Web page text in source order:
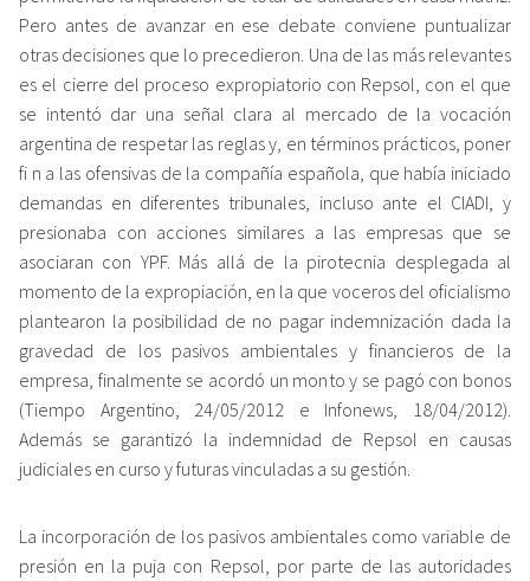
Pero antes de avanzar en ese debate conviene puntualizar
otras decisiones que lo precedieron. Una de las más relevantes
es el cierre del proceso expropiatorio con Repsol, con el que
se intentó dar una señal clara al mercado de la vocación
argentina de respetar las reglas y, en términos prácticos, poner
fi n a las ofensivas de la compañía española, que había iniciado
demandas en diferentes tribunales, incluso ante el CIADI, y
presionaba con acciones similares a las empresas que se
asociaran con YPF. Más allá de la pirotecnia desplegada al
momento de la expropiación, en la que voceros del oficialismo
plantearon la posibilidad de no pagar indemnización dada la
gravedad de los pasivos ambientales y financieros de la
empresa, finalmente se acordó un monto y se pagó con bonos
(Tiempo Argentino, 24/05/2012 e Infonews, 18/04/2012).
Además se garantizó la indemnidad de Repsol en causas
judiciales en curso y futuras vinculadas a su gestión.
La incorporación de los pasivos ambientales como variable de
presión en la puja con Repsol, por parte de las autoridades